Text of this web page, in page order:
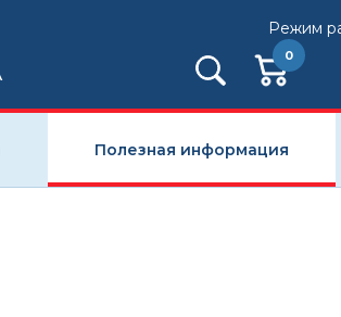
Режим
0
Полезная информация